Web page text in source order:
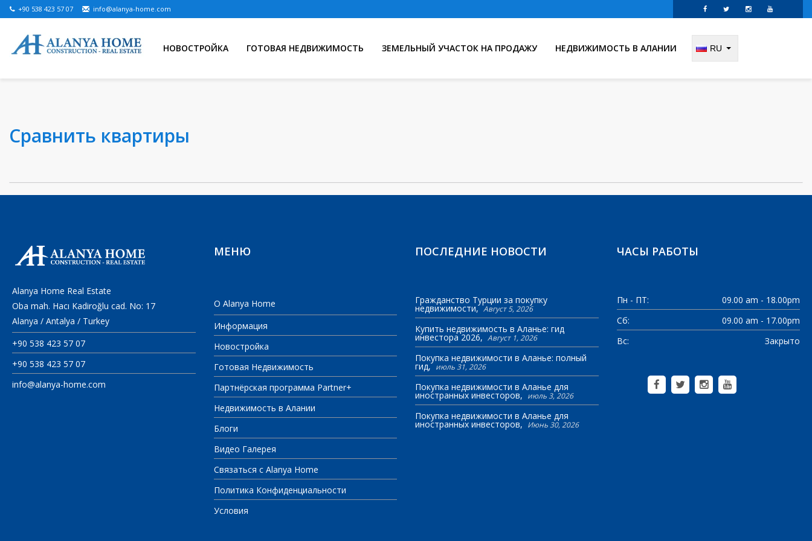
+90 538 423 57 07 info@alanya-home.com
RU
НОВОСТРОЙКА ГОТОВАЯ НЕДВИЖИМОСТЬ ЗЕМЕЛЬНЫЙ УЧАСТОК НА ПРОДАЖУ НЕДВИЖИМОСТЬ В АЛАНИИ
Сравнить квартиры
Alanya Home Real Estate
Oba mah. Hacı Kadiroğlu cad. No: 17
Alanya / Antalya / Turkey
+90 538 423 57 07
+90 538 423 57 07
info@alanya-home.com
МЕНЮ
О Alanya Home
Информация
Новостройка
Готовая Недвижимость
Партнёрская программа Partner+
Недвижимость в Алании
Блоги
Видео Галерея
Связаться с Alanya Home
Политика Конфиденциальности
Условия
ПОСЛЕДНИЕ НОВОСТИ
Гражданство Турции за покупку
недвижимости Август 5, 2026
Купить недвижимость в Аланье: гид
инвестора 2026 Август 1, 2026
Покупка недвижимости в Аланье: полный
гид июль 31, 2026
Покупка недвижимости в Аланье для
иностранных инвесторов июль 3, 2026
Покупка недвижимости в Аланье для
иностранных инвесторов Июнь 30, 2026
ЧАСЫ РАБОТЫ
Пн - ПТ:
09.00 am - 18.00pm
Сб:
09.00 am - 17.00pm
Вс:
Закрыто